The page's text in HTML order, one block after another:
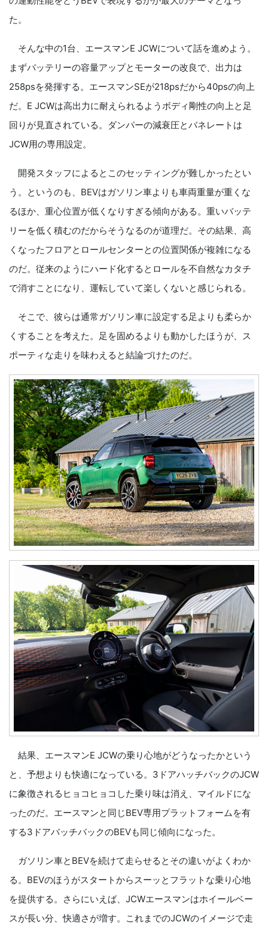
た。
そんな中の1台、エースマンE JCWについて話を進めよう。
まずバッテリーの容量アップとモーターの改良で、出力は
258psを発揮する。エースマンSEが218psだから40psの向上
だ。E JCWは高出力に耐えられるようボディ剛性の向上と足
回りが見直されている。ダンパーの減衰圧とバネレートは
JCW用の専用設定。
開発スタッフによるとこのセッティングが難しかったとい
う。というのも、BEVはガソリン車よりも車両重量が重くな
るほか、重心位置が低くなりすぎる傾向がある。重いバッテ
リーを低く積むのだからそうなるのが道理だ。その結果、高
くなったフロアとロールセンターとの位置関係が複雑になる
のだ。従来のようにハード化するとロールを不自然なカタチ
で消すことになり、運転していて楽しくないと感じられる。
そこで、彼らは通常ガソリン車に設定する足よりも柔らか
くすることを考えた。足を固めるよりも動かしたほうが、ス
ポーティな走りを味わえると結論づけたのだ。
結果、エースマンE JCWの乗り心地がどうなったかという
と、予想よりも快適になっている。3ドアハッチバックのJCW
に象徴されるヒョコヒョコした乗り味は消え、マイルドにな
ったのだ。エースマンと同じBEV専用プラットフォームを有
する3ドアバッチバックのBEVも同じ傾向になった。
ガソリン車とBEVを続けて走らせるとその違いがよくわか
る。BEVのほうがスタートからスーッとフラットな乗り心地
を提供する。さらにいえば、JCWエースマンはホイールベー
スが長い分、快適さが増す。これまでのJCWのイメージで走